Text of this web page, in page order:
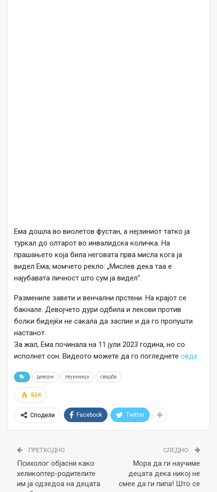
Ема дошла во виолетов фустан, а нејзиниот татко ја
туркал до олтарот во инвалидска количка. На
прашањето која била неговата прва мисла кога ја
видел Ема, момчето рекло: „Мислев дека таа е
најубавата личност што сум ја видел“.
Размениле завети и венчални прстени. На крајот се
бакнале. Девојчето дури одбила и лекови против
болки бидејќи не сакала да заспие и да го пропушти
настанот.
За жал, Ема починала на 11 јули 2023 година, но со
исполнет сон. Видеото можете да го погледнете овде.
девојче леукемија свадба
524
Сподели Facebook Twitter
ПРЕТХОДНО
Психолог објасни како
хеликоптер-родителите
им ја одзедоа на децата
СЛЕДНО
Мора да ги научиме
децата дека никој не
смее да ги пипa! Што се